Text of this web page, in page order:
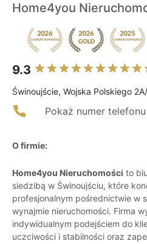
Home4you
9.3
Świnoujście, Wojska Polskiego
Pokaż numer telefonu
O firmie:
Home4you Nieruchomości to
siedzibą w Świnoujściu, które
profesjonalnym pośrednictwie w
wynajmie nieruchomości. Firma
indywidualnym podejściem do
uczciwości i stabilności oraz